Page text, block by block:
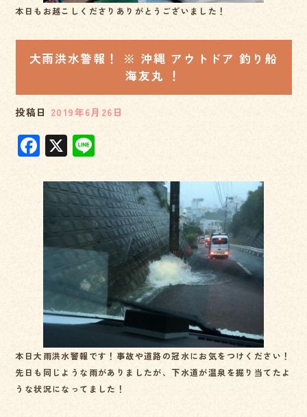
本日もお越こしくださりありがとうございました！
大雨洪水警報！ ※ 沖縄 アウトドア 釣り船
海友丸 ！
投稿日 2019年6月26日
F
c
e
b
o
o
k
X
e
本日大雨洪水警報です！事故や道路の冠水にお気をつけください！
先日も同じような雨がありましたが、下水道が温泉を掘り当てたよ
うな状況になってました！